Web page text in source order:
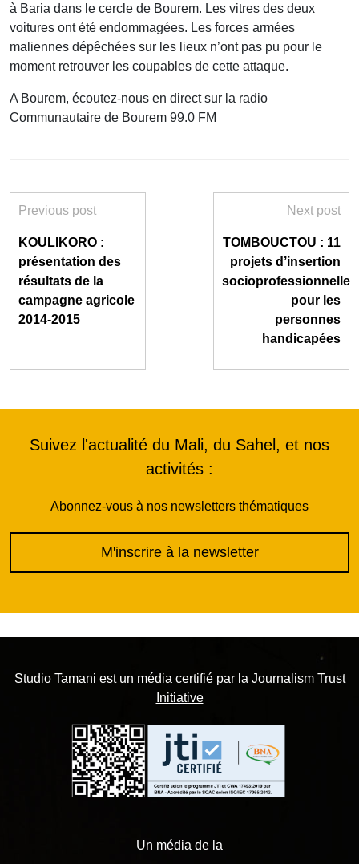
à Baria dans le cercle de Bourem. Les vitres des deux
voitures ont été endommagées. Les forces armées
maliennes dépêchées sur les lieux n’ont pas pu pour le
moment retrouver les coupables de cette attaque.
A Bourem, écoutez-nous en direct sur la radio
Communautaire de Bourem 99.0 FM
Previous post
KOULIKORO :
présentation des
résultats de la
campagne agricole
2014-2015
Next post
TOMBOUCTOU : 11
projets d’insertion
socioprofessionnelle
pour les
personnes
handicapées
Suivez l'actualité du Mali, du Sahel, et nos
activités :
Abonnez-vous à nos newsletters thématiques
M'inscrire à la newsletter
Studio Tamani est un média certifié par la Journalism Trust
Initiative
Un média de la